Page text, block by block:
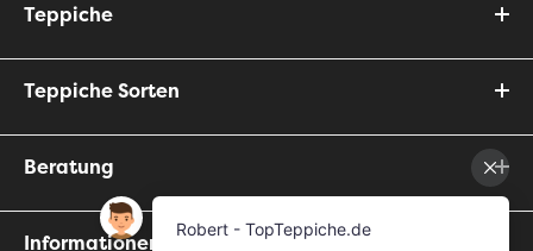
Teppiche
Teppiche Sorten
Beratung
Informationen